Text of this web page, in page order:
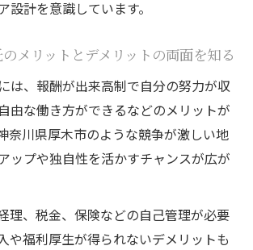
設計を意識しています。
メリットとデメリットの両面を知る
は、報酬が出来高制で自分の努力が収
由な働き方ができるなどのメリットが
奈川県厚木市のような競争が激しい地
ップや独自性を活かすチャンスが広が
理、税金、保険などの自己管理が必要
や福利厚生が得られないデメリットも